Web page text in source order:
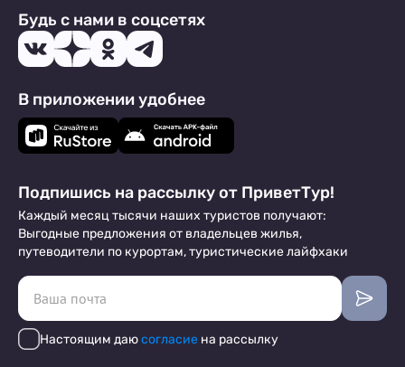
Будь с нами в соцсетях
В приложении удобнее
Подпишись на рассылку от ПриветТур!
Каждый месяц тысячи наших туристов получают:
Выгодные предложения от владельцев жилья,
путеводители по курортам, туристические лайфхаки
Настоящим даюсогласие на рассылку